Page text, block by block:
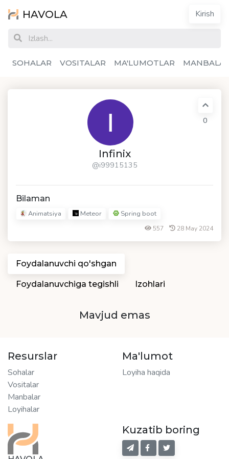
HAVOLA Kirish
SOHALAR VOSITALAR MA'LUMOTLAR
Infinix
@i99915135
0
Bilaman
Animatsiya Meteor Spring boot
557 28 May 2024
Foydalanuvchi qo'shgan
Foydalanuvchiga tegishli Izohlari
Mavjud emas
Resurslar
Sohalar
Vositalar
Manbalar
Loyihalar
Ma'lumot
Loyiha haqida
Kuzatib boring